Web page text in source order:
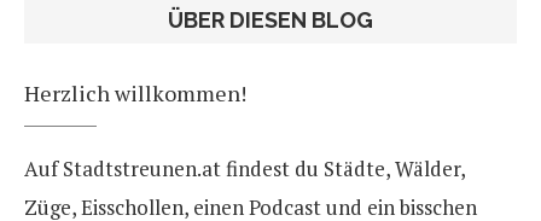
ÜBER DIESEN BLOG
Herzlich willkommen!
Auf Stadtstreunen.at findest du Städte, Wälder,
Züge, Eisschollen, einen Podcast und ein bisschen